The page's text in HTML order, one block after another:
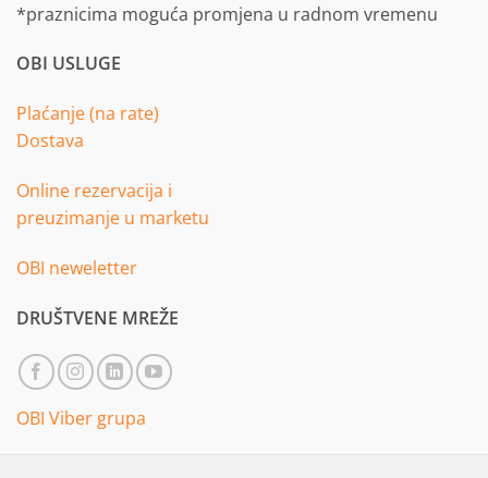
*praznicima moguća promjena u radnom vremenu
OBI USLUGE
Plaćanje (na rate)
Dostava
Online rezervacija i
preuzimanje u marketu
OBI neweletter
DRUŠTVENE MREŽE
OBI Viber grupa